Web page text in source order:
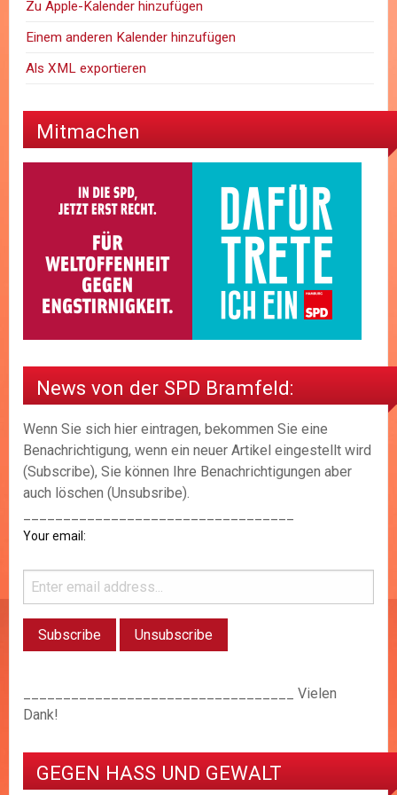
Zu Apple-Kalender hinzufügen
Einem anderen Kalender hinzufügen
Als XML exportieren
Mitmachen
News von der SPD Bramfeld:
Wenn Sie sich hier eintragen, bekommen Sie eine
Benachrichtigung, wenn ein neuer Artikel eingestellt wird
(Subscribe), Sie können Ihre Benachrichtigungen aber
auch löschen (Unsubsribe).
Your email:
__________________________________ Vielen
Dank!
GEGEN HASS UND GEWALT